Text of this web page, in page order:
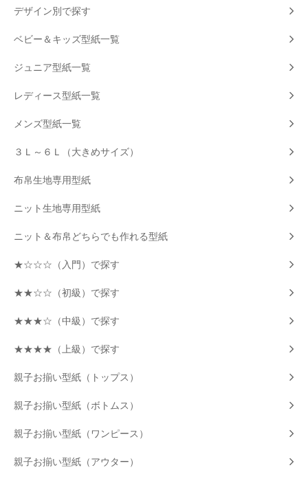
デザイン別で探す
ベビー＆キッズ型紙一覧
ジュニア型紙一覧
レディース型紙一覧
メンズ型紙一覧
３Ｌ～６Ｌ（大きめサイズ）
布帛生地専用型紙
ニット生地専用型紙
ニット＆布帛どちらでも作れる型紙
★☆☆☆（入門）で探す
★★☆☆（初級）で探す
★★★☆（中級）で探す
★★★★（上級）で探す
親子お揃い型紙（トップス）
親子お揃い型紙（ボトムス）
親子お揃い型紙（ワンピース）
親子お揃い型紙（アウター）